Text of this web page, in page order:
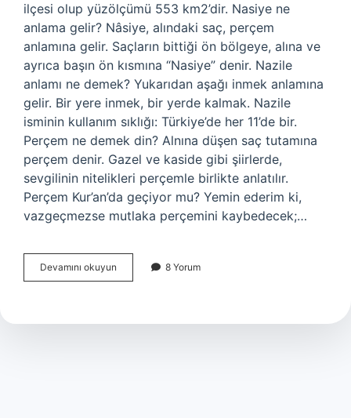
ilçesi olup yüzölçümü 553 km2’dir. Nasiye ne
anlama gelir? Nâsiye, alındaki saç, perçem
anlamına gelir. Saçların bittiği ön bölgeye, alına ve
ayrıca başın ön kısmına “Nasiye” denir. Nazile
anlamı ne demek? Yukarıdan aşağı inmek anlamına
gelir. Bir yere inmek, bir yerde kalmak. Nazile
isminin kullanım sıklığı: Türkiye’de her 11’de bir.
Perçem ne demek din? Alnına düşen saç tutamına
perçem denir. Gazel ve kaside gibi şiirlerde,
sevgilinin nitelikleri perçemle birlikte anlatılır.
Perçem Kur’an’da geçiyor mu? Yemin ederim ki,
vazgeçmezse mutlaka perçemini kaybedecek;…
Devamını okuyun
Nedir
8 Yorum